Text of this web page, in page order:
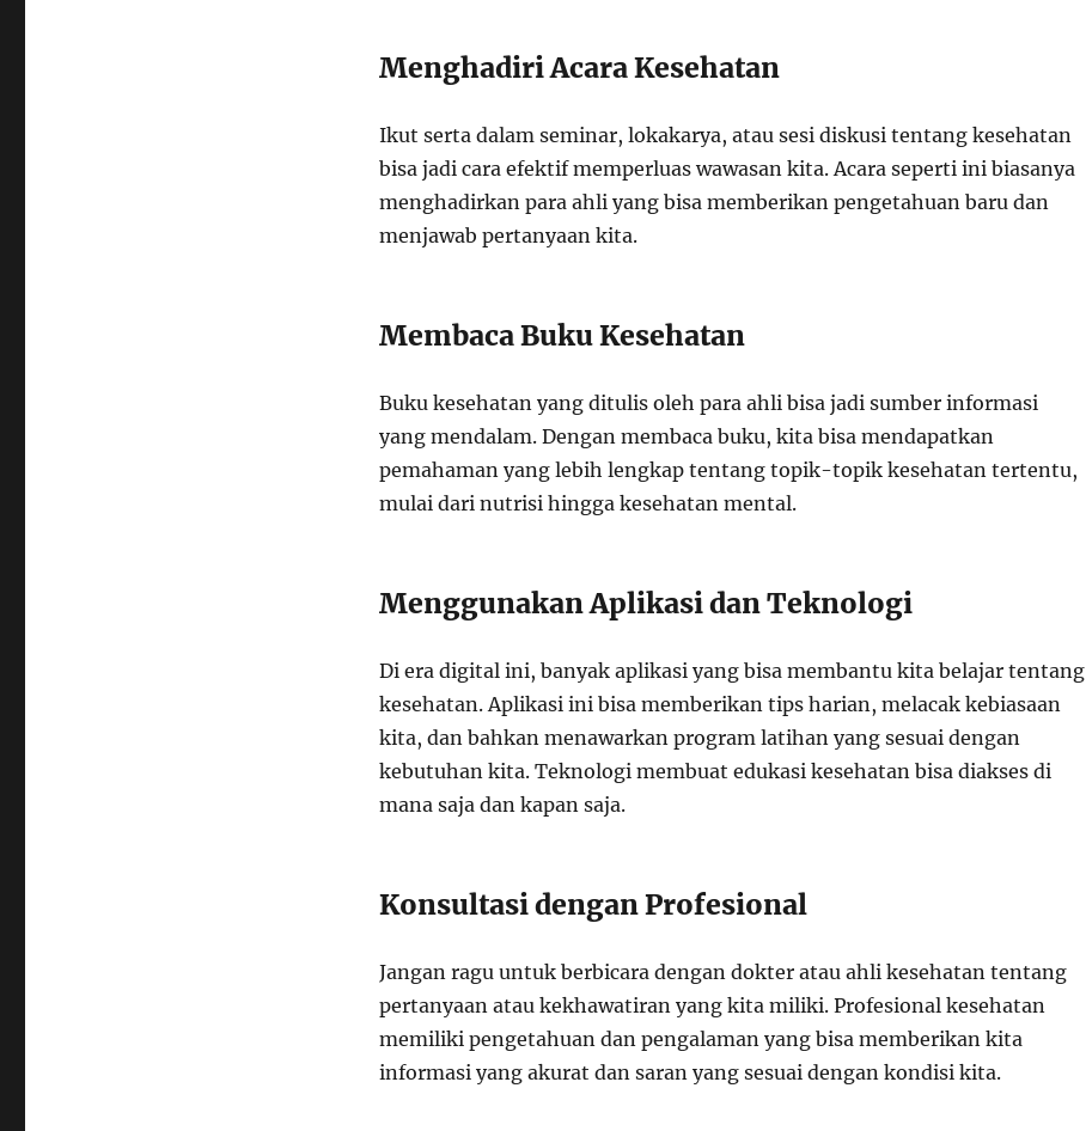
Menghadiri Acara Kesehatan
Ikut serta dalam seminar, lokakarya, atau sesi diskusi tentang kesehatan
bisa jadi cara efektif memperluas wawasan kita. Acara seperti ini biasanya
menghadirkan para ahli yang bisa memberikan pengetahuan baru dan
menjawab pertanyaan kita.
Membaca Buku Kesehatan
Buku kesehatan yang ditulis oleh para ahli bisa jadi sumber informasi
yang mendalam. Dengan membaca buku, kita bisa mendapatkan
pemahaman yang lebih lengkap tentang topik-topik kesehatan tertentu,
mulai dari nutrisi hingga kesehatan mental.
Menggunakan Aplikasi dan Teknologi
Di era digital ini, banyak aplikasi yang bisa membantu kita belajar tentang
kesehatan. Aplikasi ini bisa memberikan tips harian, melacak kebiasaan
kita, dan bahkan menawarkan program latihan yang sesuai dengan
kebutuhan kita. Teknologi membuat edukasi kesehatan bisa diakses di
mana saja dan kapan saja.
Konsultasi dengan Profesional
Jangan ragu untuk berbicara dengan dokter atau ahli kesehatan tentang
pertanyaan atau kekhawatiran yang kita miliki. Profesional kesehatan
memiliki pengetahuan dan pengalaman yang bisa memberikan kita
informasi yang akurat dan saran yang sesuai dengan kondisi kita.